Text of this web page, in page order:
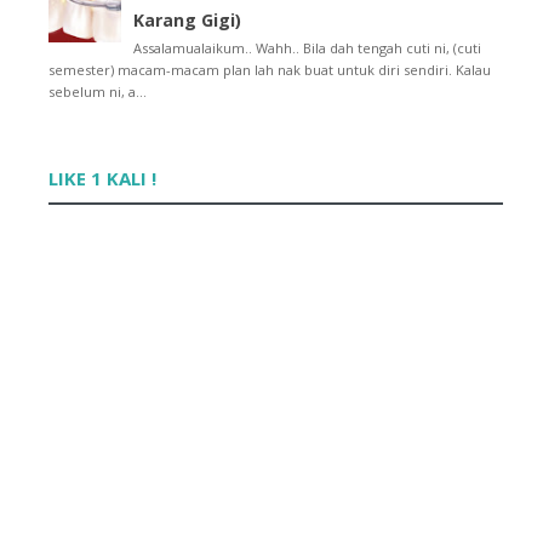
►
2014(15)
►2013 (32)
►2012(430)
►2011(569)
Karang Gigi)
Assalamualaikum.. Wahh.. Bila dah tengah cuti ni, (cuti
semester) macam-macam plan lah nak buat untuk diri sendiri. Kalau
sebelum ni, a...
LIKE 1 KALI !